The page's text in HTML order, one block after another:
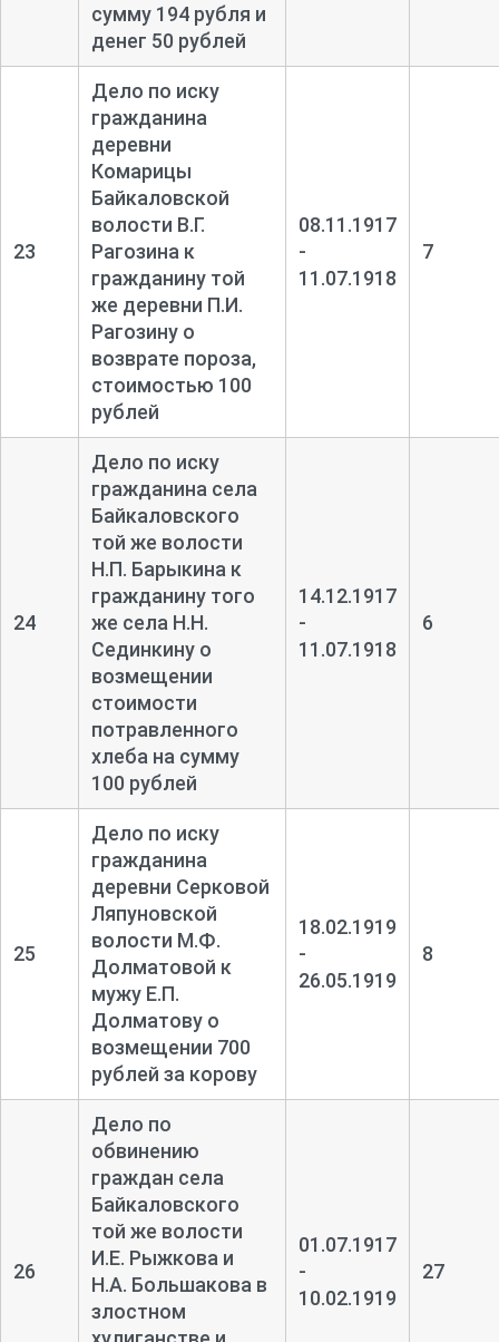
сумму 194 рубля и
денег 50 рублей
23
Дело по иску
гражданина
деревни
Комарицы
Байкаловской
волости В.Г.
Рагозина к
гражданину той
же деревни П.И.
Рагозину о
возврате пороза,
стоимостью 100
рублей
08.11.1917
-
11.07.1918
7
24
Дело по иску
гражданина села
Байкаловского
той же волости
Н.П. Барыкина к
гражданину того
же села Н.Н.
Сединкину о
возмещении
стоимости
потравленного
хлеба на сумму
100 рублей
14.12.1917
-
11.07.1918
6
25
Дело по иску
гражданина
деревни Серковой
Ляпуновской
волости М.Ф.
Долматовой к
мужу Е.П.
Долматову о
возмещении 700
рублей за корову
18.02.1919
-
26.05.1919
8
26
Дело по
обвинению
граждан села
Байкаловского
той же волости
И.Е. Рыжкова и
Н.А. Большакова в
злостном
01.07.1917
-
10.02.1919
27